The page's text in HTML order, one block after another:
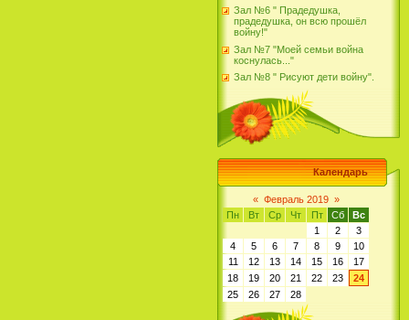
Зал №6 " Прадедушка,
прадедушка, он всю прошёл
войну!"
Зал №7 "Моей семьи война
коснулась..."
Зал №8 " Рисуют дети войну".
Календарь
« Февраль 2019 »
Пн
Вт Ср Чт Пт Сб
Вс
1
2
3
4
5 6 7 8 9
10
11
12 13 14 15 16
17
18
19 20 21 22 23
24
25
26 27 28